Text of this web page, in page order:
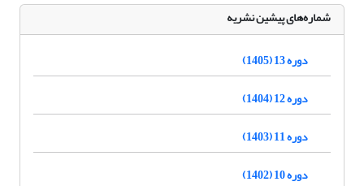
شماره‌های پیشین نشریه
دوره 13 (1405)
دوره 12 (1404)
دوره 11 (1403)
دوره 10 (1402)